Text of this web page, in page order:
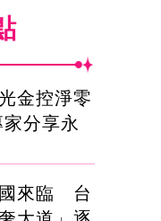
金控淨零
分享永
來臨 台